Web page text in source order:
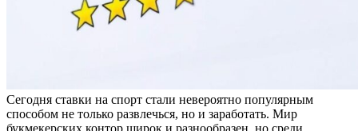
Сегодня ставки на спорт стали невероятно популярным
способом не только развлечься, но и заработать. Мир
букмекерских контор широк и разнообразен, но среди